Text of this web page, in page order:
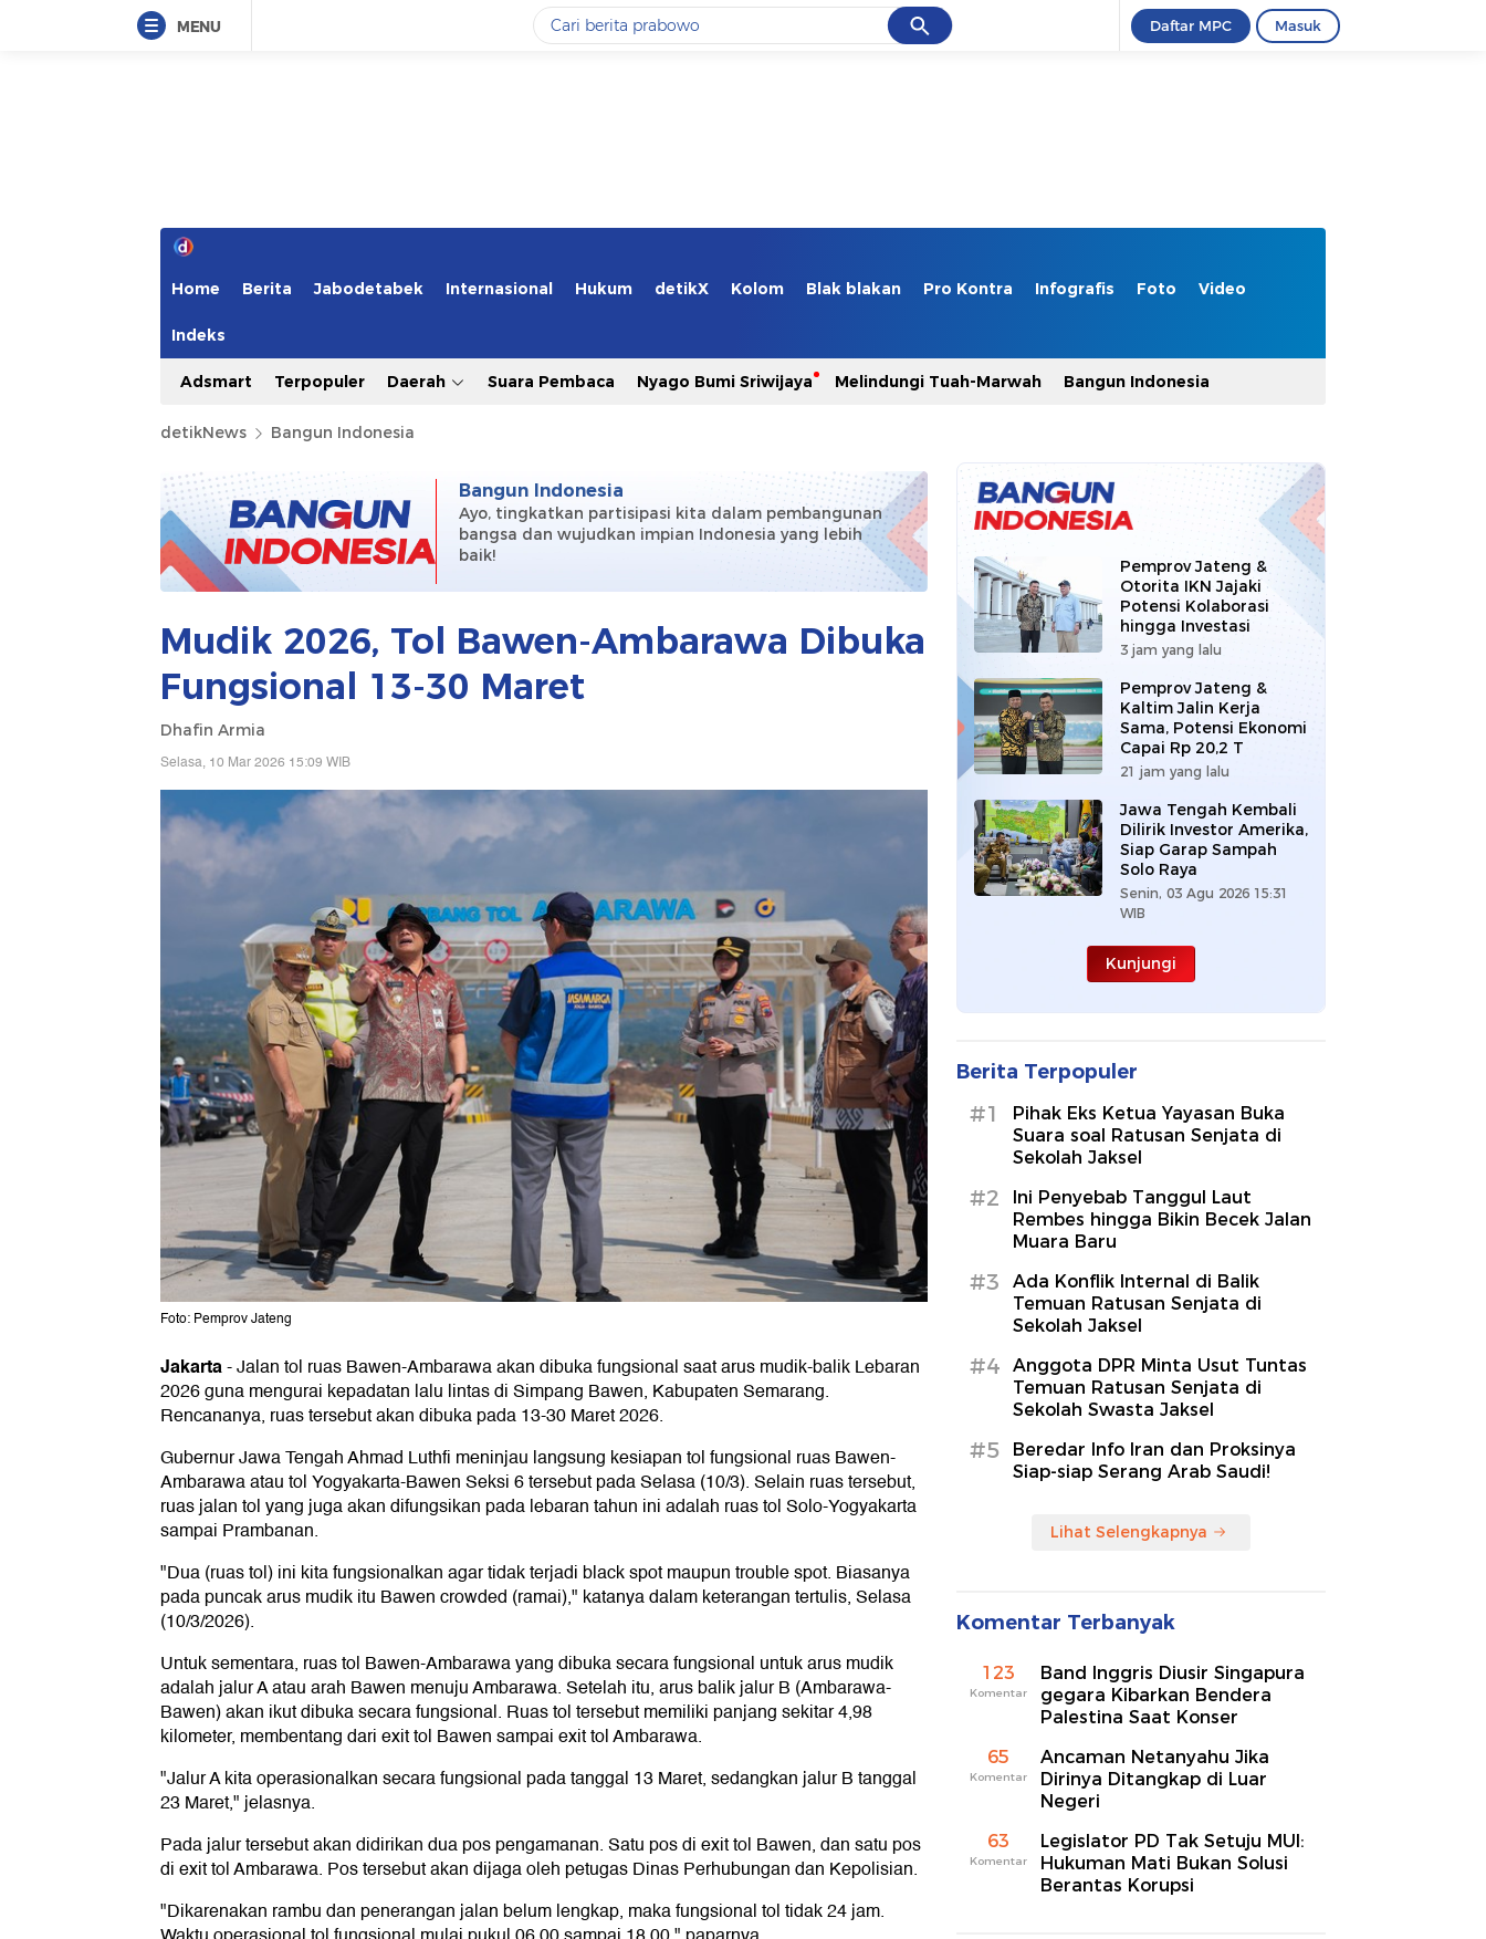
MENU Cancel
#4iran
Terakhir yang dicari
Daftar MPC Masuk
Home Berita Jabodetabek Internasional Hukum detikX Kolom Blak blakan Pro Kontra Infografis Foto Video
Indeks
Adsmart Terpopuler Daerah Suara Pembaca Nyago Bumi Sriwijaya Melindungi Tuah-Marwah Bangun Indonesia
detikNews Bangun Indonesia
Bangun Indonesia
Ayo, tingkatkan partisipasi kita dalam pembangunan
bangsa dan wujudkan impian Indonesia yang lebih
baik!
Mudik 2026, Tol Bawen-Ambarawa Dibuka
Fungsional 13-30 Maret
Dhafin Armia
Selasa, 10 Mar 2026 15:09 WIB
Foto: Pemprov Jateng
Jakarta-Jalan tol ruas Bawen-Ambarawa akan dibuka fungsional saat arus mudik-balik Lebaran
2026 guna mengurai kepadatan lalu lintas di Simpang Bawen, Kabupaten Semarang.
Rencananya, ruas tersebut akan dibuka pada 13-30 Maret 2026.
Gubernur Jawa Tengah Ahmad Luthfi meninjau langsung kesiapan tol fungsional ruas Bawen-
Ambarawa atau tol Yogyakarta-Bawen Seksi 6 tersebut pada Selasa (10/3). Selain ruas tersebut,
ruas jalan tol yang juga akan difungsikan pada lebaran tahun ini adalah ruas tol Solo-Yogyakarta
sampai Prambanan.
"Dua (ruas tol) ini kita fungsionalkan agar tidak terjadi black spot maupun trouble spot. Biasanya
pada puncak arus mudik itu Bawen crowded (ramai)," katanya dalam keterangan tertulis, Selasa
(10/3/2026).
Untuk sementara, ruas tol Bawen-Ambarawa yang dibuka secara fungsional untuk arus mudik
adalah jalur A atau arah Bawen menuju Ambarawa. Setelah itu, arus balik jalur B (Ambarawa-
Bawen) akan ikut dibuka secara fungsional. Ruas tol tersebut memiliki panjang sekitar 4,98
kilometer, membentang dari exit tol Bawen sampai exit tol Ambarawa.
"Jalur A kita operasionalkan secara fungsional pada tanggal 13 Maret, sedangkan jalur B tanggal
23 Maret," jelasnya.
Pada jalur tersebut akan didirikan dua pos pengamanan. Satu pos di exit tol Bawen, dan satu pos
di exit tol Ambarawa. Pos tersebut akan dijaga oleh petugas Dinas Perhubungan dan Kepolisian.
"Dikarenakan rambu dan penerangan jalan belum lengkap, maka fungsional tol tidak 24 jam.
Pemprov Jateng &
Otorita IKN Jajaki
Potensi Kolaborasi
hingga Investasi
3 jam yang lalu
Pemprov Jateng &
Kaltim Jalin Kerja
Sama, Potensi Ekonomi
Capai Rp 20,2 T
21 jam yang lalu
Jawa Tengah Kembali
Dilirik Investor Amerika,
Siap Garap Sampah
Solo Raya
Senin, 03 Agu 2026 15:31
WIB
Kunjungi
Berita Terpopuler
#1
Pihak Eks Ketua Yayasan Buka
Suara soal Ratusan Senjata di
Sekolah Jaksel
#2
Ini Penyebab Tanggul Laut
Rembes hingga Bikin Becek Jalan
Muara Baru
#3
Ada Konflik Internal di Balik
Temuan Ratusan Senjata di
Sekolah Jaksel
#4
Anggota DPR Minta Usut Tuntas
Temuan Ratusan Senjata di
Sekolah Swasta Jaksel
#5
Beredar Info Iran dan Proksinya
Siap-siap Serang Arab Saudi!
Lihat Selengkapnya
Komentar Terbanyak
123
Komentar
Band Inggris Diusir Singapura
gegara Kibarkan Bendera
Palestina Saat Konser
65
Komentar
Ancaman Netanyahu Jika
Dirinya Ditangkap di Luar
Negeri
63
Komentar
Legislator PD Tak Setuju MUI:
Hukuman Mati Bukan Solusi
Berantas Korupsi